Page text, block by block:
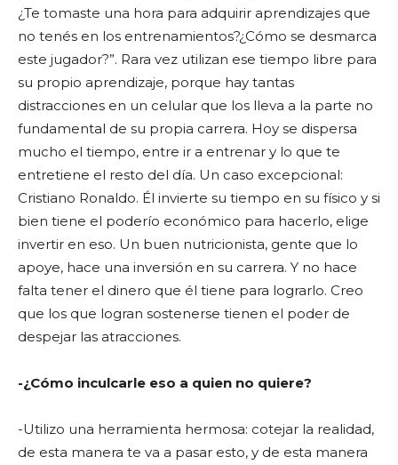
¿Te tomaste una hora para adquirir aprendizajes que
no tenés en los entrenamientos?¿Cómo se desmarca
este jugador?”. Rara vez utilizan ese tiempo libre para
su propio aprendizaje, porque hay tantas
distracciones en un celular que los lleva a la parte no
fundamental de su propia carrera. Hoy se dispersa
mucho el tiempo, entre ir a entrenar y lo que te
entretiene el resto del día. Un caso excepcional:
Cristiano Ronaldo. Él invierte su tiempo en su físico y si
bien tiene el poderío económico para hacerlo, elige
invertir en eso. Un buen nutricionista, gente que lo
apoye, hace una inversión en su carrera. Y no hace
falta tener el dinero que él tiene para lograrlo. Creo
que los que logran sostenerse tienen el poder de
despejar las atracciones.
-¿Cómo inculcarle eso a quien no quiere?
-Utilizo una herramienta hermosa: cotejar la realidad,
de esta manera te va a pasar esto, y de esta manera